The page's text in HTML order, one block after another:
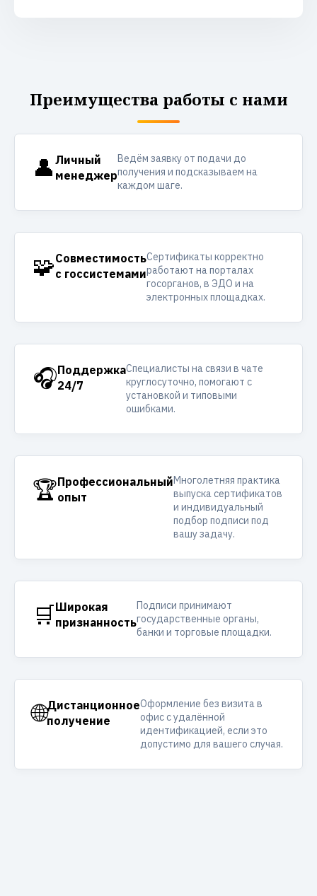
Преимущества работы с нами
👤 Личный
менеджер
Ведём заявку от подачи до
получения и подсказываем на
каждом шаге.
🧩Совместимость
с госсистемами
Сертификаты корректно
работают на порталах
госорганов, в ЭДО и на
электронных площадках.
🎧Поддержка
24/7
Специалисты на связи в чате
круглосуточно, помогают с
установкой и типовыми
ошибками.
🏆Профессиональный
опыт
Многолетняя практика
выпуска сертификатов
и индивидуальный
подбор подписи под
вашу задачу.
🛒Широкая
признанность
Подписи принимают
государственные органы,
банки и торговые площадки.
🌐Дистанционное
получение
Оформление без визита в
офис с удалённой
идентификацией, если это
допустимо для вашего случая.